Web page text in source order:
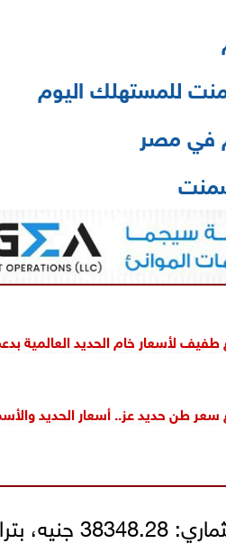
للمستهلك اليوم
في مصر
طفيف لأسعار خام الحديد العالمية
سعر طن حديد عز.. أسعار الحديد
جنيه.